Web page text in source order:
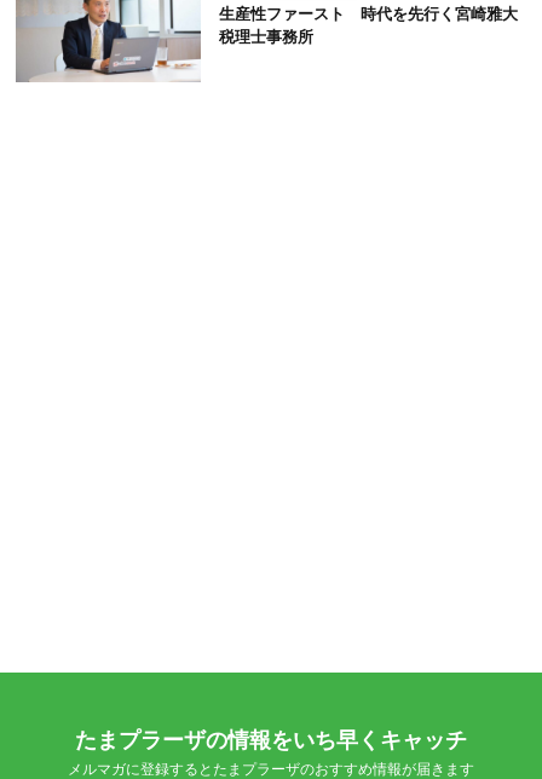
生産性ファースト 時代を先行く宮崎雅大
税理士事務所
たまプラーザの情報をいち早くキャッチ
メルマガに登録するとたまプラーザのおすすめ情報が届きます